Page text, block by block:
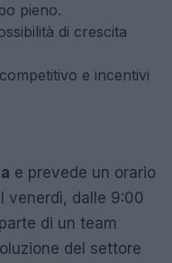
pieno.
di crescita
e incentivi
e prevede un orario
venerdì, dalle 9:00
di un team
del settore